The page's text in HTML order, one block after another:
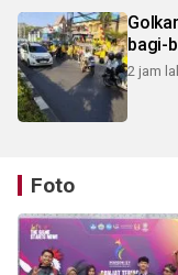
bagi-
2 jam
Foto